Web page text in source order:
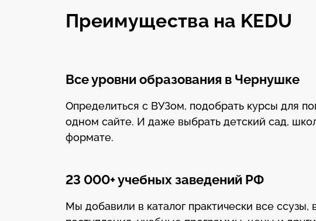
Преимущества на KEDU
Все уровни образования в Чернушке
Определиться с ВУЗом, подобрать курсы для
одном сайте. И даже выбрать детский сад,
формате.
23 000+ учебных заведений РФ
Мы добавили в каталог практически все